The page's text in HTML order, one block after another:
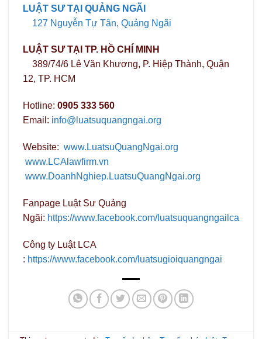
LUẬT SƯ TẠI QUẢNG NGÃI
127 Nguyễn Tự Tân, Quảng Ngãi
LUẬT SƯ TẠI TP. HỒ CHÍ MINH
389/74/6 Lê Văn Khương, P. Hiệp Thành, Quận
12, TP. HCM
Hotline: 0905 333 560
Email: info@luatsuquangngai.org
Website: www.LuatsuQuangNgai.org
www.LCAlawfirm.vn
www.DoanhNghiep.LuatsuQuangNgai.org
Fanpage Luật Sư Quảng
Ngãi: https://www.facebook.com/luatsuquangngailca
Công ty Luật LCA
: https://www.facebook.com/luatsugioiquangngai